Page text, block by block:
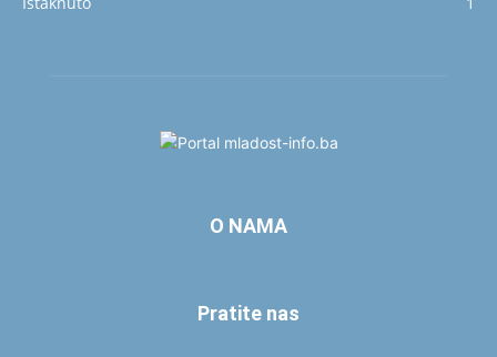
O NAMA
Pratite nas